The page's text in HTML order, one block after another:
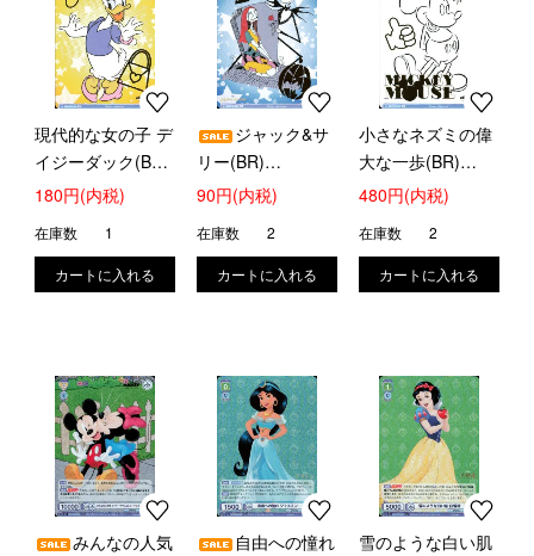
現代的な女の子 デ
イジーダック(BR)
(DSY/01B-019B)
180円(内税)
在庫数 1
ジャック&サ
リー(BR)
(DSY/01B-054B)
90円(内税)
在庫数 2
小さなネズミの偉
大な一歩(BR)
(DSY/01B-061B)
480円(内税)
在庫数 2
みんなの人気
自由への憧れ
雪のような白い肌